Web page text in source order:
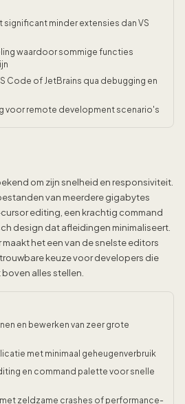
minder extensies dan VS
waardoor sommige functies
Code of JetBrains qua debugging en
voor remote development scenario's
om zijn snelheid en responsiviteit.
van meerdere gigabytes
editing, een krachtig command
design dat afleidingen minimaliseert.
het een van de snelste editors
keuze voor developers die
alles stellen.
en bewerken van zeer grote
met minimaal geheugenverbruik
en command palette voor snelle
zeldzame crashes of performance-